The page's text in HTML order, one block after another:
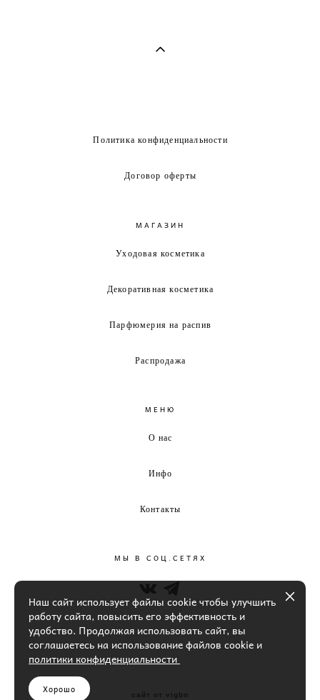
Политика конфиденциальности
Договор оферты
МАГАЗИН
Уходовая косметика
Декоративная косметика
Парфюмерия на распив
Распродажа
МЕНЮ
О нас
Инфо
Контакты
МЫ В СОЦ.СЕТЯХ
сайт от vigbo
Наш сайт использует файлы cookie чтобы улучшить
работу сайта, повысить его эффективность и
удобство. Продолжая использовать сайт, вы
соглашаетесь на использование файлов cookie и
политики конфиденциальности
Хорошо